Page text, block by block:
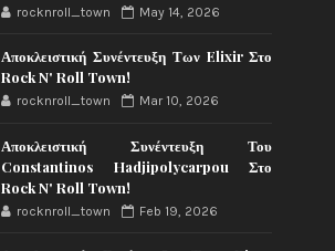
rocknroll_town May 14, 2026
Αποκλειστική Συνέντευξη Των Elixir Στο
Rock N' Roll Town!
rocknroll_town Mar 10, 2026
Αποκλειστική Συνέντευξη Του
Constantinos Hadjipolycarpou Στο
Rock N' Roll Town!
rocknroll_town Feb 19, 2026